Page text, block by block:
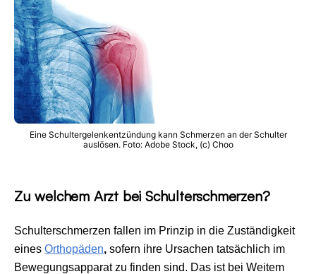
Eine Schultergelenkentzündung kann Schmerzen an der Schulter
auslösen. Foto: Adobe Stock, (c) Choo
Zu welchem Arzt bei Schulterschmerzen?
Schulterschmerzen fallen im Prinzip in die Zuständigkeit
eines Orthopäden, sofern ihre Ursachen tatsächlich im
Bewegungsapparat zu finden sind. Das ist bei Weitem